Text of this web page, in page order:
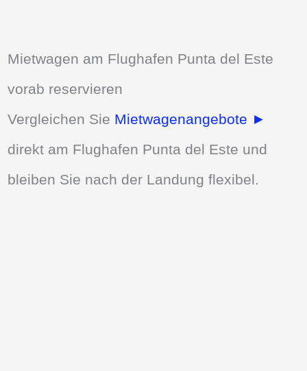
Mietwagen am Flughafen Punta del Este
vorab reservieren
Vergleichen Sie Mietwagenangebote ►
direkt am Flughafen Punta del Este und
bleiben Sie nach der Landung flexibel.